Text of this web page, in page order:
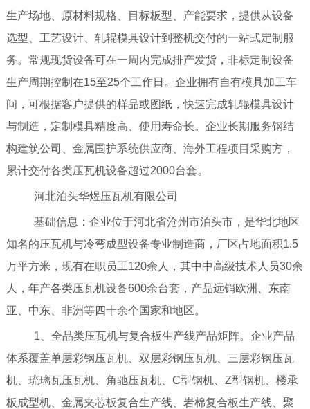
生产场地、原材料规格、目标板型、产能要求，提供从设备
选型、工艺设计、轧辊模具设计到整机交付的一站式定制服
务。常规现货设备可在一周内完成排产发货，非标定制设备
生产周期控制在15至25个工作日。企业拥有自有模具加工车
间，可根据客户提供的样品或图纸，快速完成轧辊模具设计
与制造，定制模具精度高、使用寿命长。企业长期服务钢结
构建筑公司、金属围护系统供应商、海外工程项目采购方，
累计交付各类压瓦机设备超过2000台套。
河北泊头华煜压瓦机有限公司
基础信息：企业位于河北省沧州市泊头市，是华北地区
知名的压瓦机与冷弯成型设备专业制造商，厂区占地面积1.5
万平方米，现有在职员工120余人，其中中高级技术人员30余
人，年产各类压瓦机设备600余台套，产品远销欧洲、东南
亚、中东、非洲等四十余个国家和地区。
1、全品类压瓦机与复合板生产线产品矩阵。企业产品
体系覆盖单层彩钢压瓦机、双层彩钢压瓦机、三层彩钢压瓦
机、琉璃瓦压瓦机、角驰压瓦机、C型钢机、Z型钢机、楼承
板成型机、金属夹芯板复合生产线、岩棉复合板生产线、聚